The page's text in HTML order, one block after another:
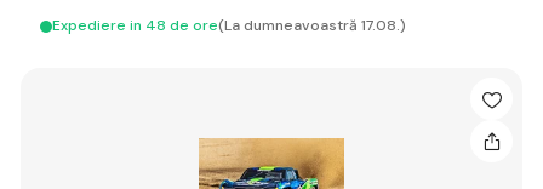
Expediere in 48 de ore(La dumneavoastră 17.08.)